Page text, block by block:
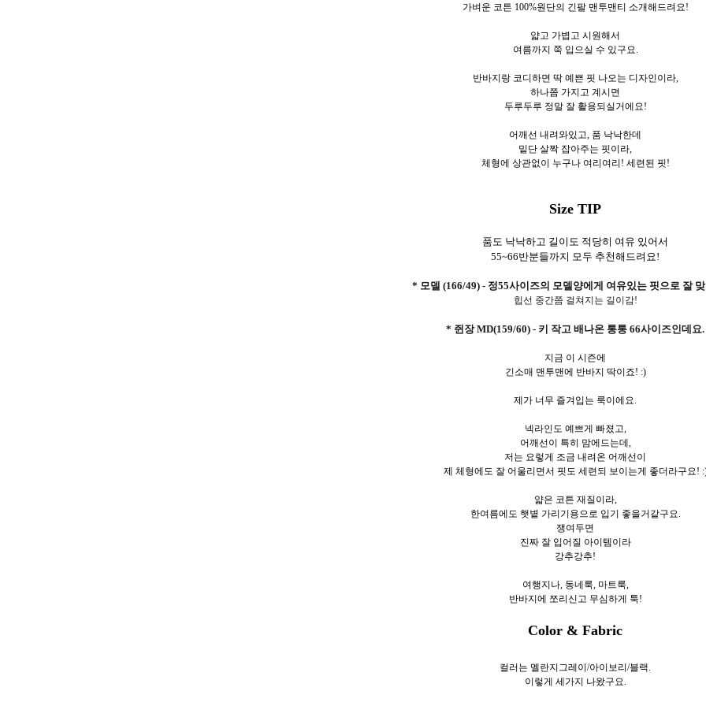
가벼운 코튼 100%원단의 긴팔 맨투맨티 소개해드려요!
얇고 가볍고 시원해서
여름까지 쭉 입으실 수 있구요.
반바지랑 코디하면 딱 예쁜 핏 나오는 디자인이라,
하나쯤 가지고 계시면
두루두루 정말 잘 활용되실거에요!
어깨선 내려와있고, 품 낙낙한데
밑단 살짝 잡아주는 핏이라,
체형에 상관없이 누구나 여리여리! 세련된 핏!
Size TIP
품도 낙낙하고 길이도 적당히 여유 있어서
55~66반분들까지 모두 추천해드려요!
* 모델 (166/49) - 정55사이즈의 모델양에게 여유있는 핏으로 잘
힙선 중간쯤 걸쳐지는 길이감!
* 쥔장 MD(159/60) - 키 작고 배나온 통통 66사이즈인데요.
지금 이 시즌에
긴소매 맨투맨에 반바지 딱이죠! :)
제가 너무 즐겨입는 룩이에요.
넥라인도 예쁘게 빠졌고,
어깨선이 특히 맘에드는데,
저는 요렇게 조금 내려온 어깨선이
제 체형에도 잘 어울리면서 핏도 세련되 보이는게 좋더라구요!
얇은 코튼 재질이라,
한여름에도 햇볕 가리기용으로 입기 좋을거같구요.
쟁여두면
진짜 잘 입어질 아이템이라
강추강추!
여행지나, 동네룩, 마트룩,
반바지에 쪼리신고 무심하게 툭!
Color & Fabric
컬러는 멜란지그레이/아이보리/블랙.
이렇게 세가지 나왔구요.